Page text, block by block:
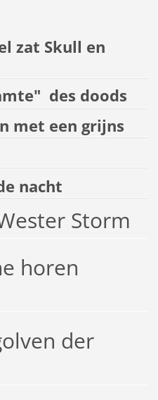
zat Skull en
des doods
met een grijns
nacht
Storm
horen
der